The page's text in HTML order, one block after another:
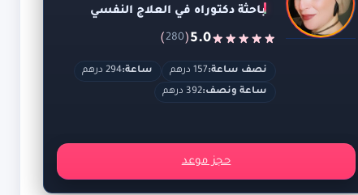
باحثة دكتوراه في العلاج النفسي
5.0
(
280
)
نصف ساعة:157 درهم ساعة:294 درهم
ساعة ونصف:392 درهم
حجز موعد